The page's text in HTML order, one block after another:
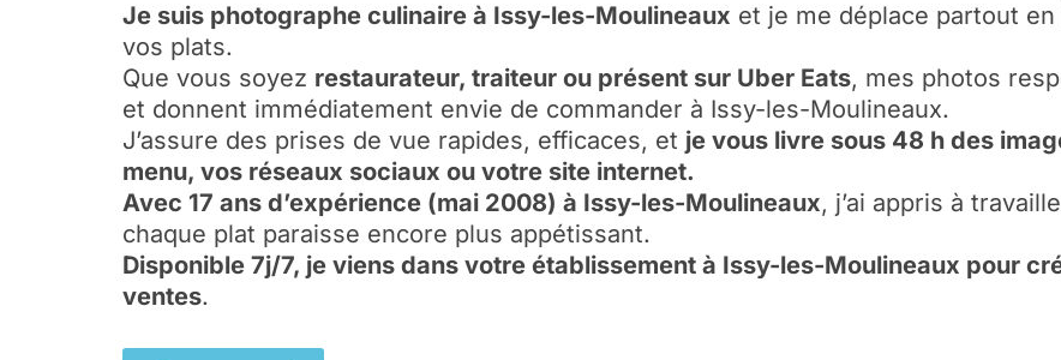
Je suis photographe culinaire à Issy-les-Moulineaux et je me déplace partout
vos plats.
Que vous soyez restaurateur, traiteur ou présent sur Uber Eats, mes photos
et donnent immédiatement envie de commander à Issy-les-Moulineaux.
J’assure des prises de vue rapides, efficaces, et je vous livre sous 48 h des
menu, vos réseaux sociaux ou votre site internet.
Avec 17 ans d’expérience (mai 2008) à Issy-les-Moulineaux, j’ai appris à
chaque plat paraisse encore plus appétissant.
Disponible 7j/7, je viens dans votre établissement à Issy-les-Moulineaux pour
ventes.